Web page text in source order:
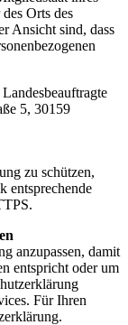
Orts des
Ansicht sind, dass
5, 30159
zu schützen,
entsprechende
anzupassen, damit
entspricht oder um
Für Ihren